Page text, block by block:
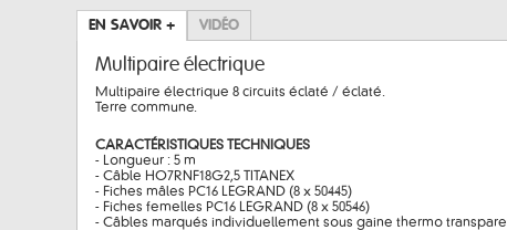
EN SAVOIR + VIDÉO
Multipaire électrique
Multipaire électrique 8 circuits éclaté / éclaté.
Terre commune.
CARACTÉRISTIQUES TECHNIQUES
- Longueur : 5 m
- Câble HO7RNF18G2,5 TITANEX
- Fiches mâles PC16 LEGRAND (8 x 50445)
- Fiches femelles PC16 LEGRAND (8 x 50546)
- Câbles marqués individuellement sous gaine thermo